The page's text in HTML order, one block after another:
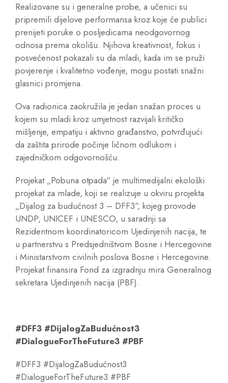
Realizovane su i generalne probe, a učenici su
pripremili dijelove performansa kroz koje će publici
prenijeti poruke o posljedicama neodgovornog
odnosa prema okolišu. Njihova kreativnost, fokus i
posvećenost pokazali su da mladi, kada im se pruži
povjerenje i kvalitetno vođenje, mogu postati snažni
glasnici promjena.
Ova radionica zaokružila je jedan snažan proces u
kojem su mladi kroz umjetnost razvijali kritičko
mišljenje, empatiju i aktivno građanstvo, potvrđujući
da zaštita prirode počinje ličnom odlukom i
zajedničkom odgovornošću.
Projekat „Pobuna otpada“ je multimedijalni ekološki
projekat za mlade, koji se realizuje u okviru projekta
„Dijalog za budućnost 3 – DFF3“, kojeg provode
UNDP, UNICEF i UNESCO, u saradnji sa
Rezidentnom koordinatoricom Ujedinjenih nacija, te
u partnerstvu s Predsjedništvom Bosne i Hercegovine
i Ministarstvom civilnih poslova Bosne i Hercegovine.
Projekat finansira Fond za izgradnju mira Generalnog
sekretara Ujedinjenih nacija (PBF).
#DFF3 #DijalogZaBudućnost3
#DialogueForTheFuture3 #PBF
#DFF3 #DijalogZaBudućnost3
#DialogueForTheFuture3 #PBF